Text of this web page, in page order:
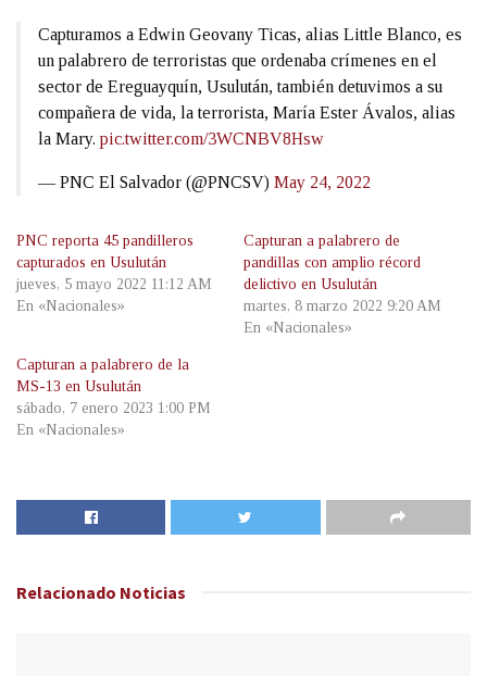
Capturamos a Edwin Geovany Ticas, alias Little Blanco, es
un palabrero de terroristas que ordenaba crímenes en el
sector de Ereguayquín, Usulután, también detuvimos a su
compañera de vida, la terrorista, María Ester Ávalos, alias
la Mary. pic.twitter.com/3WCNBV8Hsw
— PNC El Salvador (@PNCSV) May 24, 2022
PNC reporta 45 pandilleros
capturados en Usulután
jueves, 5 mayo 2022 11:12 AM
En «Nacionales»
Capturan a palabrero de
pandillas con amplio récord
delictivo en Usulután
martes, 8 marzo 2022 9:20 AM
En «Nacionales»
Capturan a palabrero de la
MS-13 en Usulután
sábado, 7 enero 2023 1:00 PM
En «Nacionales»
Relacionado Noticias